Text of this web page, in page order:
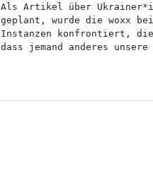
Als Artikel über
geplant, wurde die woxx
Instanzen konfrontiert,
dass jemand anderes